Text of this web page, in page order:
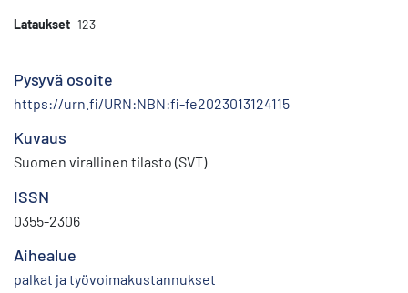
Lataukset 123
Pysyvä osoite
https://urn.fi/URN:NBN:fi-fe2023013124115
Kuvaus
Suomen virallinen tilasto (SVT)
ISSN
0355-2306
Aihealue
palkat ja työvoimakustannukset